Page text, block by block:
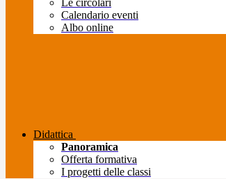
Le circolari
Calendario eventi
Albo online
Didattica
Panoramica
Offerta formativa
I progetti delle classi